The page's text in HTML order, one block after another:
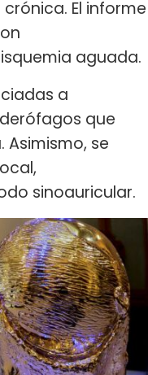
El informe
aguada.
a
que
Asimismo, se
sinoauricular.